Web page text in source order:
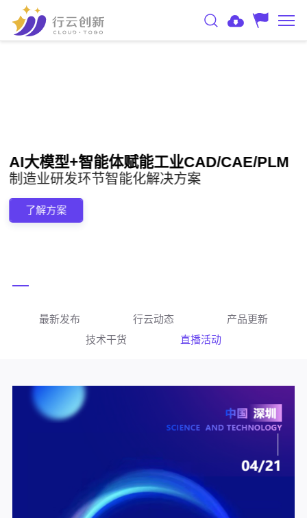
PLM AI大模型+智能体赋能工业CAD/
制造业研发环节智能化解决方案
最新发布 行云动态
产品更新
技术干货
直播活动